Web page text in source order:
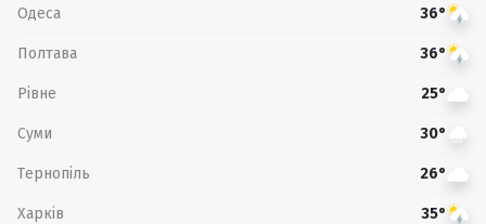
Одеса 36°
Полтава 36°
Рівне 25°
Суми 30°
Тернопіль 26°
Харків 35°